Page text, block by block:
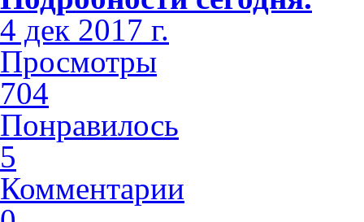
4 дек 2017 г.
Просмотры
704
Понравилось
5
Комментарии